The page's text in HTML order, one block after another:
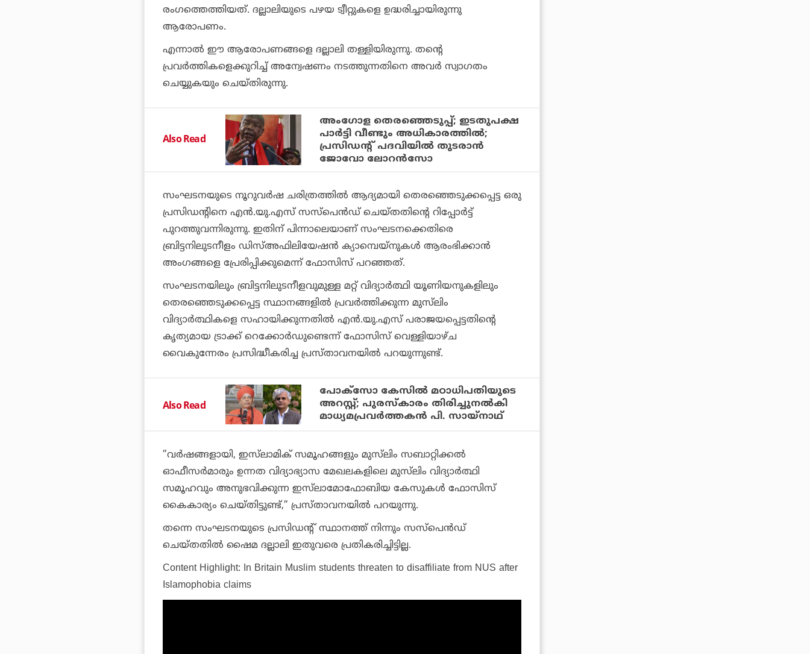
രംഗത്തെത്തിയത്. ദല്ലാലിയുടെ പഴയ ട്വീറ്റുകളെ ഉദ്ധരിച്ചായിരുന്നു
ആരോപണം.
എന്നാല്‍ ഈ ആരോപണങ്ങളെ ദല്ലാലി തള്ളിയിരുന്നു. തന്റെ
പ്രവര്‍ത്തികളെക്കുറിച്ച് അന്വേഷണം നടത്തുന്നതിനെ അവര്‍ സ്വാഗതം
ചെയ്യുകയും ചെയ്തിരുന്നു.
Also Read
അംഗോള തെരഞ്ഞെടുപ്പ്; ഇടതുപക്ഷ
പാര്‍ട്ടി വീണ്ടും അധികാരത്തില്‍;
പ്രസിഡന്റ് പദവിയില്‍ തുടരാന്‍
ജോവോ ലോറന്‍സോ
സംഘടനയുടെ നൂറുവര്‍ഷ ചരിത്രത്തില്‍ ആദ്യമായി തെരഞ്ഞെടുക്കപ്പെട്ട ഒരു
പ്രസിഡന്റിനെ എന്‍.യു.എസ് സസ്‌പെന്‍ഡ് ചെയ്തതിന്‍റെ റിപ്പോര്‍ട്ട്
പുറത്തുവന്നിരുന്നു. ഇതിന് പിന്നാലെയാണ് സംഘടനക്കെതിരെ
ബ്രിട്ടനിലുടനീളം ഡിസ്അഫിലിയേഷന്‍ ക്യാമ്പെയ്നുകള്‍ ആരംഭിക്കാന്‍
അംഗങ്ങളെ പ്രേരിപ്പിക്കുമെന്ന് ഫോസിസ് പറഞ്ഞത്.
സംഘടനയിലും ബ്രിട്ടനിലുടനീളവുമുള്ള മറ്റ് വിദ്യാര്‍ത്ഥി യൂണിയനുകളിലും
തെരഞ്ഞെടുക്കപ്പെട്ട സ്ഥാനങ്ങളില്‍ പ്രവര്‍ത്തിക്കുന്ന മുസ്‌ലിം
വിദ്യാര്‍ത്ഥികളെ സഹായിക്കുന്നതില്‍ എന്‍.യു.എസ് പരാജയപ്പെട്ടതിന്റെ
കൃത്യമായ ട്രാക്ക് റെക്കോര്‍ഡുണ്ടെന്ന് ഫോസിസ് വെള്ളിയാഴ്ച
വൈകുന്നേരം പ്രസിദ്ധീകരിച്ച പ്രസ്താവനയില്‍ പറയുന്നുണ്ട്.
Also Read
പോക്‌സോ കേസില്‍ മഠാധിപതിയുടെ
അറസ്റ്റ്; പുരസ്‌കാരം തിരിച്ചുനല്‍കി
മാധ്യമപ്രവര്‍ത്തകന്‍ പി. സായ്‌നാഥ്
”വര്‍ഷങ്ങളായി, ഇസ്‌ലാമിക് സമൂഹങ്ങളും മുസ്‌ലിം സബാറ്റിക്കല്‍
ഓഫീസര്‍മാരും ഉന്നത വിദ്യാഭ്യാസ മേഖലകളിലെ മുസ്‌ലിം വിദ്യാര്‍ത്ഥി
സമൂഹവും അനുഭവിക്കുന്ന ഇസ്‌ലാമോഫോബിയ കേസുകള്‍ ഫോസിസ്
കൈകാര്യം ചെയ്തിട്ടുണ്ട്,” പ്രസ്താവനയില്‍ പറയുന്നു.
തന്നെ സംഘടനയുടെ പ്രസിഡന്റ് സ്ഥാനത്ത് നിന്നും സസ്‌പെന്‍ഡ്
ചെയ്തതില്‍ ഷൈമ ദല്ലാലി ഇതുവരെ പ്രതികരിച്ചിട്ടില്ല.
Content Highlight: In Britain Muslim students threaten to disaffiliate from NUS after
Islamophobia claims